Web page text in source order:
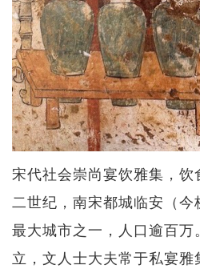
宋代社会崇尚宴饮雅集，
二世纪，南宋都城临安（
最大城市之一，人口逾百
立，文人士大夫常于私宴